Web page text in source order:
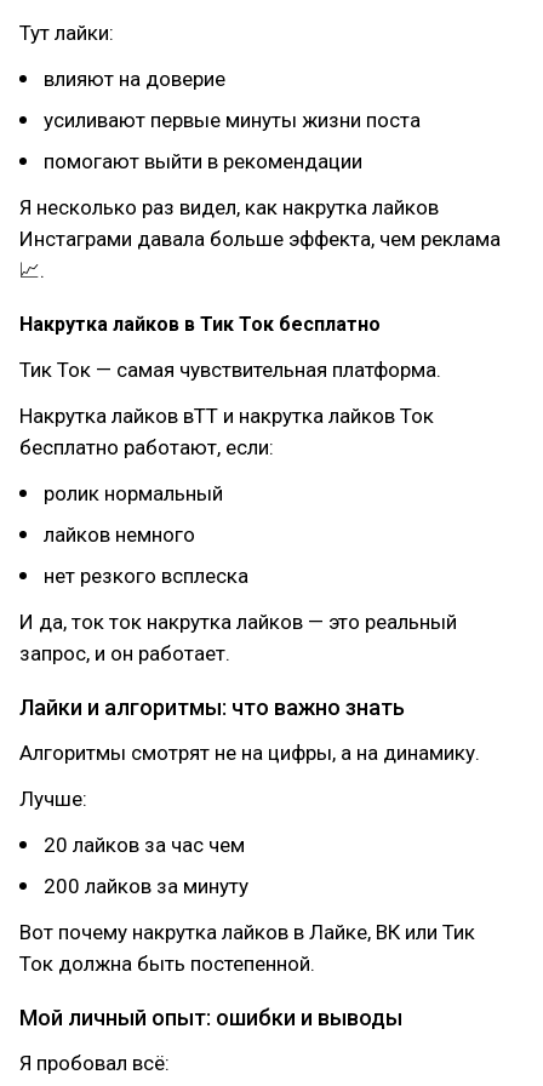
Тут лайки:
влияют на доверие
усиливают первые минуты жизни поста
помогают выйти в рекомендации
Я несколько раз видел, как накрутка лайков
Инстаграми давала больше эффекта, чем реклама
📈.
Накрутка лайков в Тик Ток бесплатно
Тик Ток — самая чувствительная платформа.
Накрутка лайков вТТ и накрутка лайков Ток
бесплатно работают, если:
ролик нормальный
лайков немного
нет резкого всплеска
И да, ток ток накрутка лайков — это реальный
запрос, и он работает.
Лайки и алгоритмы: что важно знать
Алгоритмы смотрят не на цифры, а на динамику.
Лучше:
20 лайков за час чем
200 лайков за минуту
Вот почему накрутка лайков в Лайке, ВК или Тик
Ток должна быть постепенной.
Мой личный опыт: ошибки и выводы
Я пробовал всё: